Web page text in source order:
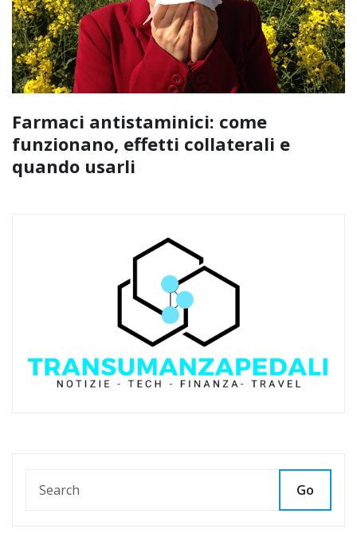
Farmaci antistaminici: come
funzionano, effetti collaterali e
quando usarli
Go